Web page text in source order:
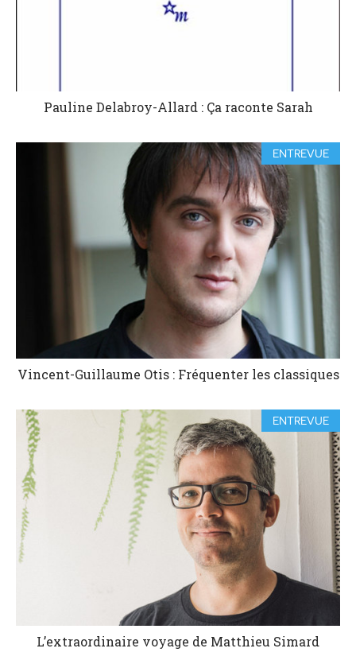
Pauline Delabroy-Allard : Ça raconte Sarah
ENTREVUE
Vincent-Guillaume Otis : Fréquenter les classiques
ENTREVUE
L’extraordinaire voyage de Matthieu Simard